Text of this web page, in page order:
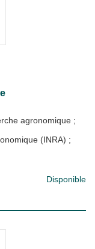
agronomique ;
(INRA) ;
Disponible